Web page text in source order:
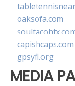
oaksofa.com
capishcaps.com
gpsyfl.org
MEDIA